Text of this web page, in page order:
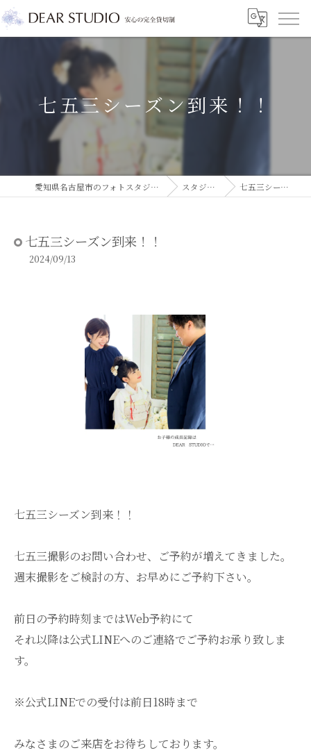
七五三シーズン到来！！
愛知県名古屋市のフォトスタジオならDEAR STUDIO スタジオコラム 七五三シーズン到来！！
七五三シーズン到来！！
2024/09/13
七五三シーズン到来！！
七五三撮影のお問い合わせ、ご予約が増えてきました。
週末撮影をご検討の方、お早めにご予約下さい。
前日の予約時刻まではWeb予約にて
それ以降は公式LINEへのご連絡でご予約お承り致しま
す。
※公式LINEでの受付は前日18時まで
みなさまのご来店をお待ちしております。